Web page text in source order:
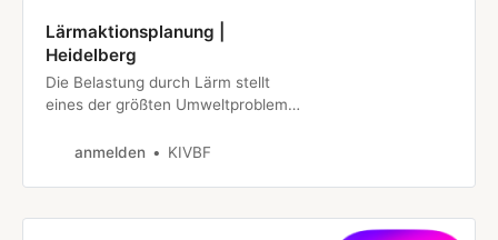
Lärmaktionsplanung |
Heidelberg
Die Belastung durch Lärm stellt
eines der größten Umweltprobleme
Handlungsbedarf, effektive
hat die Europäische Union (EU) im
Jahr 2002 als wichtigen Schritt die
anmelden KIVBF